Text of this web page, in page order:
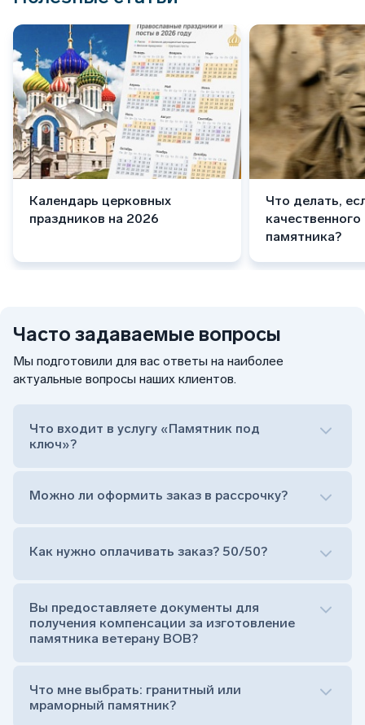
Календарь церковных
праздников на 2026
Что делать,
памятника?
Часто задаваемые вопросы
Мы подготовили для вас ответы на наиболее
актуальные вопросы наших клиентов.
Что входит в услугу «Памятник под
ключ»?
Сам комплект памятника:
Тумба (постамент, на который при помощи
штыря устанавливается стела)
Цветник (обрамление могилки, бывает, что
Обработка и сверловка комплекта
Расположение символа веры (крестик или
Можно ли оформить заказ в рассрочку?
Как нужно оплачивать заказ? 50/50?
Вы предоставляете документы для
получения компенсации за изготовление
памятника ветерану ВОВ?
Что мне выбрать: гранитный или
мраморный памятник?